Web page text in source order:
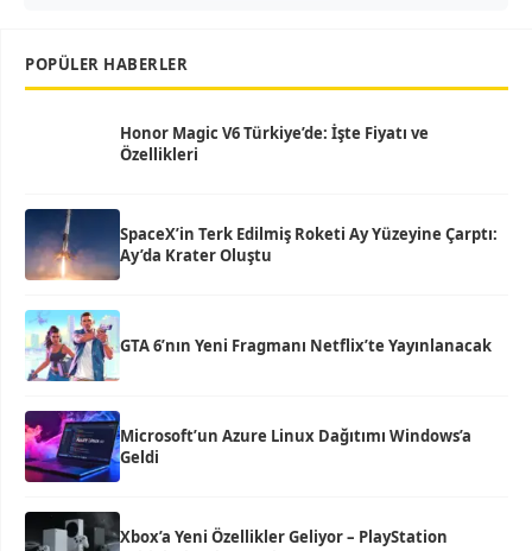
POPÜLER HABERLER
Honor Magic V6 Türkiye’de: İşte Fiyatı ve
Özellikleri
SpaceX’in Terk Edilmiş Roketi Ay Yüzeyine Çarptı:
Ay’da Krater Oluştu
GTA 6’nın Yeni Fragmanı Netflix’te Yayınlanacak
Microsoft’un Azure Linux Dağıtımı Windows’a
Geldi
Xbox’a Yeni Özellikler Geliyor – PlayStation